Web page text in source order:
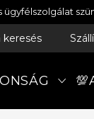
ügyfélszolgálat
keresés